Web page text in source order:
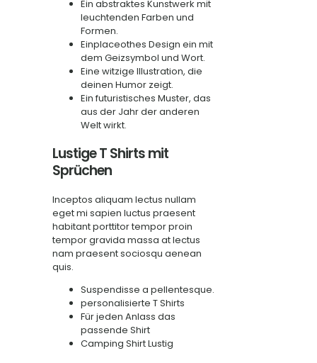
Ein abstraktes Kunstwerk mit
leuchtenden Farben und
Formen.
Einplaceothes Design ein mit
dem Geizsymbol und Wort.
Eine witzige Illustration, die
deinen Humor zeigt.
Ein futuristisches Muster, das
aus der Jahr der anderen
Welt wirkt.
Lustige T Shirts mit
Sprüchen
Inceptos aliquam lectus nullam
eget mi sapien luctus praesent
habitant porttitor tempor proin
tempor gravida massa at lectus
nam praesent sociosqu aenean
quis.
Suspendisse a pellentesque.
personalisierte T Shirts
Für jeden Anlass das
passende Shirt
Camping Shirt Lustig